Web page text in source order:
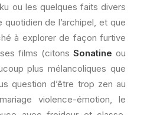
ou les quelques faits divers
de l’archipel, et que
à explorer de façon furtive
films (citons Sonatine ou
plus mélancoliques que
question d’être trop zen au
violence-émotion, le